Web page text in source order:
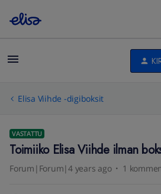
Elisa Viihde -digiboksit
VASTATTU
Toimiiko Elisa Viihde ilman
Forum|Forum|4 years ago 1